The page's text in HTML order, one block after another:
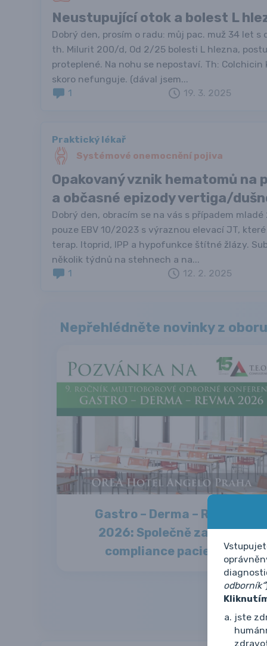
Neustupující otok a bolest L
Dobrý den, prosím o radu: můj pac. muž 34 let
th. Milurit 200/d, Od 2/25 bolesti L hlezna,
proteplené. Na nohu se nepostaví. Th:
skoro nefunguje. (dával jsem...
1
19. 3. 2025
Praktický lékař
Systémové onemocnění pojiva
Opakovaný vznik hematomů na
a občasné epizody vertiga/
Dobrý den, obracím se na vás s případem
pouze EBV 10/2023 s výraznou elevací JT,
terap. Itoprid, IPP a hypofunkce štítné žlázy.
několik týdnů na stehnech a na...
1
12. 2. 2025
Nepřehlédněte novinky z oboru
Gastro – Derma – Revma
2026: Společně za lepší
compliance pacientů
odborník“
jste